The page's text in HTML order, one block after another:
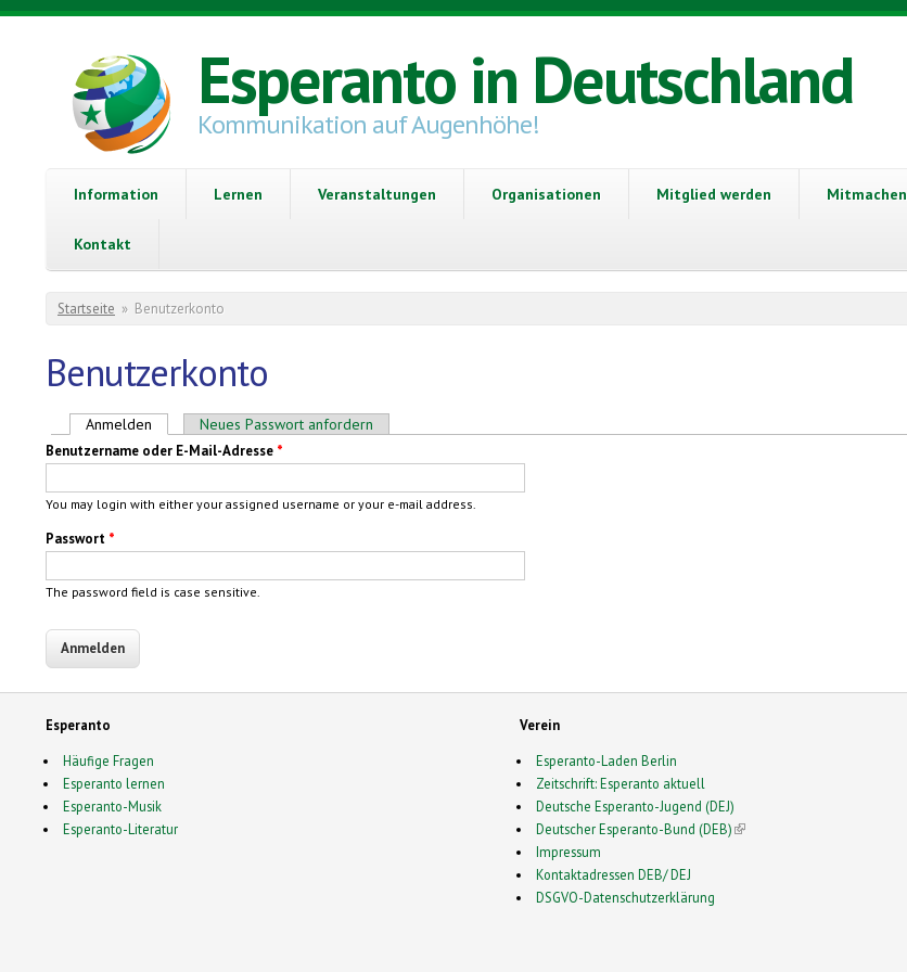
Direkt zum Inhalt
Esperanto in Deutschland
Kommunikation auf Augenhöhe!
Information Lernen Veranstaltungen Organisationen Mitglied werden Mitmachen
Kontakt
Sie sind hier
Startseite » Benutzerkonto
Benutzerkonto
Haupt-Reiter
Anmelden (aktiver Reiter)
Neues Passwort anfordern
Benutzername oder E-Mail-Adresse *
You may login with either your assigned username or your e-mail address.
Passwort *
The password field is case sensitive.
Esperanto
Häufige Fragen
Esperanto lernen
Esperanto-Musik
Esperanto-Literatur
Verein
Esperanto-Laden Berlin
Zeitschrift: Esperanto aktuell
Deutsche Esperanto-Jugend (DEJ)
Deutscher Esperanto-Bund (DEB)(link is external)
Impressum
Kontaktadressen DEB/ DEJ
DSGVO-Datenschutzerklärung